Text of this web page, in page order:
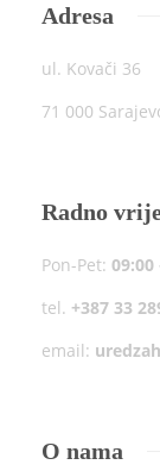
Adresa
ul. Kovači 36
71 000
Radno
Pon-Pet: 09:00
tel. +387 33
email:
O nama